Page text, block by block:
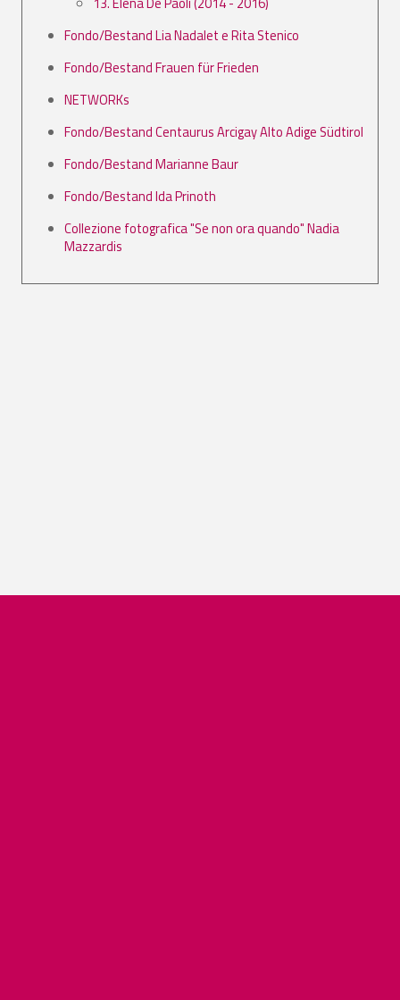
Fondo/Bestand Lia Nadalet e Rita Stenico
Fondo/Bestand Frauen für Frieden
NETWORKs
Fondo/Bestand Centaurus Arcigay Alto Adige Südtirol
Fondo/Bestand Marianne Baur
Fondo/Bestand Ida Prinoth
Collezione fotografica "Se non ora quando" Nadia
Mazzardis